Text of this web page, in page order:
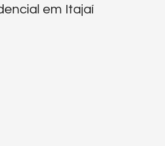
em Itajaí